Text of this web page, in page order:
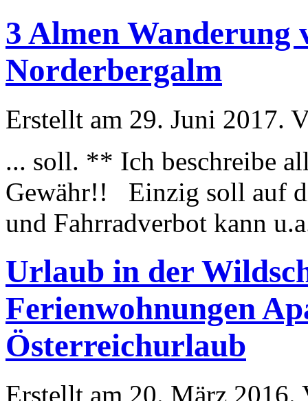
3 Almen
Norderbergalm
Erstellt am 29. Juni 2017.
... soll. ** Ich beschreibe
Gewähr!! Einzig soll auf
und Fahrradverbot kann
Urlaub in der
Ferienwohnungen
Österreichurlaub
Erstellt am 20. März